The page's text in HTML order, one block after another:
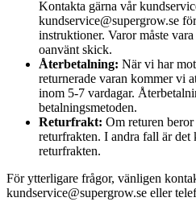
Kontakta gärna vår
kundservice@supergrow.se
instruktioner. Varor måste
oanvänt skick.
Återbetalning: När vi har
returnerade varan kommer vi
inom 5-7 vardagar.
betalningsmetoden.
Returfrakt: Om returen
returfrakten. I andra fall är det
returfrakten.
För ytterligare frågor, vänligen
kundservice@supergrow.se eller